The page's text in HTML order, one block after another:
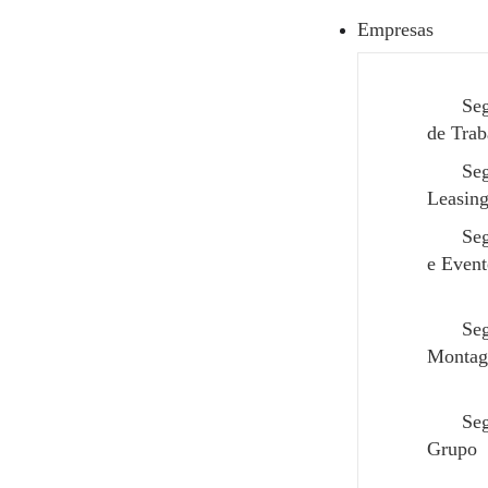
Empresas
de
Leasing
e
Grupo
A sua casa já
não